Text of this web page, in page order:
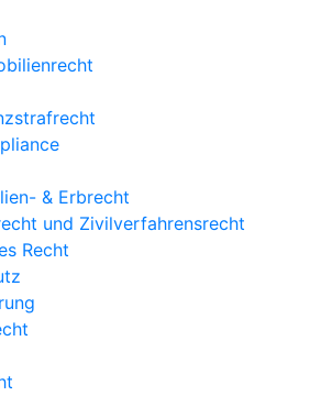
& Erbrecht
und Zivilverfahrensrecht
Recht